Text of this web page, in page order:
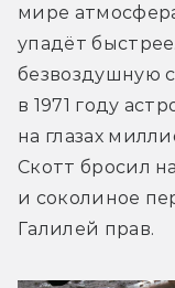
мире
упадёт
безвоздушную
в 1971 году
на глазах
Скотт бросил
и соколиное
Галилей прав.